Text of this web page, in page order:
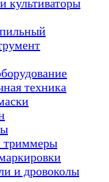
культиваторы
техника
триммеры
и дровоколы